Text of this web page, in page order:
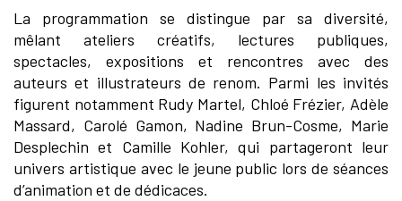
La programmation se distingue par sa diversité,
mêlant ateliers créatifs, lectures publiques,
spectacles, expositions et rencontres avec des
auteurs et illustrateurs de renom. Parmi les invités
figurent notamment Rudy Martel, Chloé Frézier, Adèle
Massard, Carolé Gamon, Nadine Brun-Cosme, Marie
Desplechin et Camille Kohler, qui partageront leur
univers artistique avec le jeune public lors de séances
d’animation et de dédicaces.